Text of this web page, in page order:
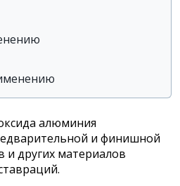
алюминия
и финишной
и других материалов